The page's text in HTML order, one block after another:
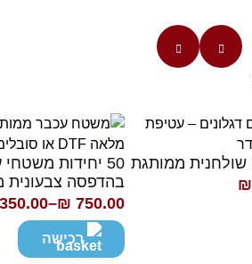
₪
50 יחידות
בהדפסה צבעונית
₪ 750.00
–
טווח
מחירים:רכישה